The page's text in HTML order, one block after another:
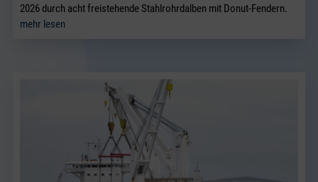
2026 durch acht freistehende Stahlrohrdalben mit Donut-Fendern.
mehr lesen